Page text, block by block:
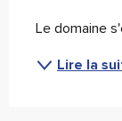
Le domaine
Lire la